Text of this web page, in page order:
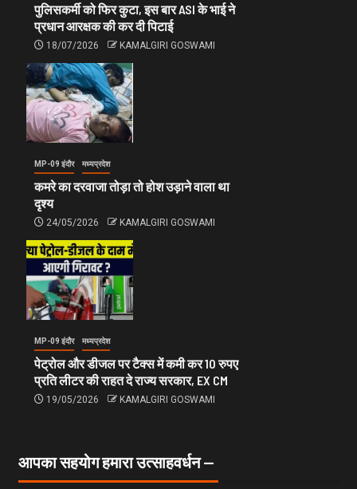
पुलिसकर्मी को फिर कुटा, इस बार ASI के भाई ने
प्रधान आरक्षक की कर दी पिटाई
18/07/2026 KAMALGIRI GOSWAMI
MP-09 इंदौर मध्यप्रदेश
कमरे का दरवाजा तोड़ा तो होश उड़ाने वाला था
दृश्य
24/05/2026 KAMALGIRI GOSWAMI
MP-09 इंदौर मध्यप्रदेश
पेट्रोल और डीजल पर टैक्स में कमी कर 10 रुपए
प्रति लीटर की राहत दे राज्य सरकार, EX CM
19/05/2026 KAMALGIRI GOSWAMI
आपका सहयोग हमारा उत्साहवर्धन —